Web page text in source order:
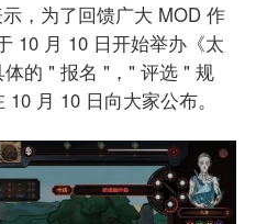
，为了回馈广大 MOD 作
10 月 10 日开始举办《太
的 " 报名 "，" 评选 " 规
月 10 日向大家公布。